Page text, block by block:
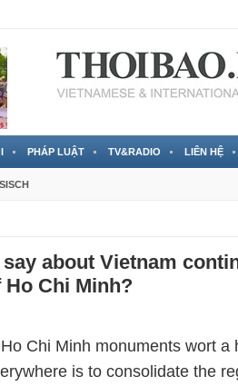
PHÁP LUẬT TV&RADIO LIÊN HỆ
about Vietnam
Chi Minh?
Chi Minh monuments wort a
is to consolidate the